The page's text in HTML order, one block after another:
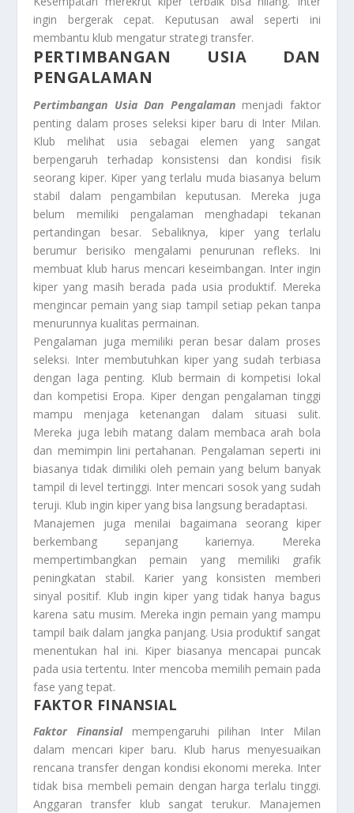
ingin bergerak cepat. Keputusan awal seperti ini
membantu klub mengatur strategi transfer.
PERTIMBANGAN USIA DAN
PENGALAMAN
Pertimbangan Usia Dan Pengalamanmenjadi faktor
penting dalam proses seleksi kiper baru di Inter Milan.
Klub melihat usia sebagai elemen yang sangat
berpengaruh terhadap konsistensi dan kondisi fisik
seorang kiper. Kiper yang terlalu muda biasanya belum
stabil dalam pengambilan keputusan. Mereka juga
belum memiliki pengalaman menghadapi tekanan
pertandingan besar. Sebaliknya, kiper yang terlalu
berumur berisiko mengalami penurunan refleks. Ini
membuat klub harus mencari keseimbangan. Inter ingin
kiper yang masih berada pada usia produktif. Mereka
mengincar pemain yang siap tampil setiap pekan tanpa
menurunnya kualitas permainan.
Pengalaman juga memiliki peran besar dalam proses
seleksi. Inter membutuhkan kiper yang sudah terbiasa
dengan laga penting. Klub bermain di kompetisi lokal
dan kompetisi Eropa. Kiper dengan pengalaman tinggi
mampu menjaga ketenangan dalam situasi sulit.
Mereka juga lebih matang dalam membaca arah bola
dan memimpin lini pertahanan. Pengalaman seperti ini
biasanya tidak dimiliki oleh pemain yang belum banyak
tampil di level tertinggi. Inter mencari sosok yang sudah
teruji. Klub ingin kiper yang bisa langsung beradaptasi.
Manajemen juga menilai bagaimana seorang kiper
berkembang sepanjang kariernya. Mereka
mempertimbangkan pemain yang memiliki grafik
peningkatan stabil. Karier yang konsisten memberi
sinyal positif. Klub ingin kiper yang tidak hanya bagus
karena satu musim. Mereka ingin pemain yang mampu
tampil baik dalam jangka panjang. Usia produktif sangat
menentukan hal ini. Kiper biasanya mencapai puncak
pada usia tertentu. Inter mencoba memilih pemain pada
fase yang tepat.
FAKTOR FINANSIAL
Faktor Finansialmempengaruhi pilihan Inter Milan
dalam mencari kiper baru. Klub harus menyesuaikan
rencana transfer dengan kondisi ekonomi mereka. Inter
tidak bisa membeli pemain dengan harga terlalu tinggi.
Anggaran transfer klub sangat terukur. Manajemen